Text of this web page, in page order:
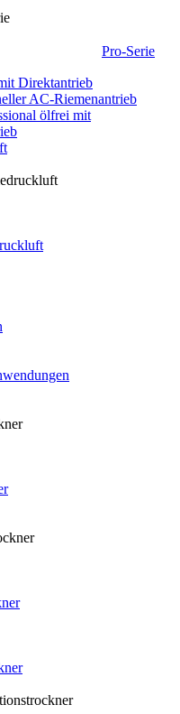
Pro-Serie
Direktantrieb
AC-Riemenantrieb
ölfrei mit